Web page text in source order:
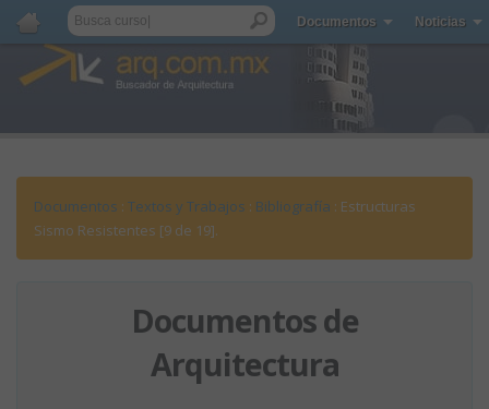
Documentos Noticias
Documentos : Textos y Trabajos : Bibliografía : Estructuras
Sismo Resistentes [9 de 19].
Documentos de
Arquitectura